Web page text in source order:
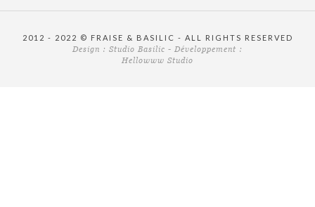
2012 - 2022 © FRAISE & BASILIC - ALL RIGHTS RESERVED
Design : Studio Basilic - Développement :
Hellowww Studio